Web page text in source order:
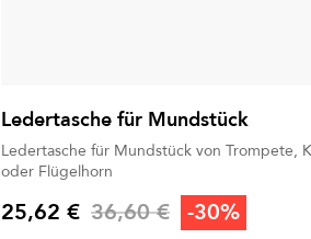
Ledertasche für Mundstück
Ledertasche für Mundstück von Trompete, Kornett
oder Flügelhorn
Preis
25,62 € Verkaufspreis
36,60 € -30%